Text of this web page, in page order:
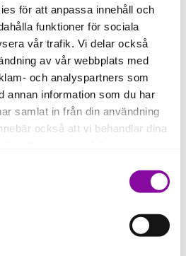
för att anpassa innehåll och
funktioner för sociala
vår trafik. Vi delar också
av vår webbplats med
och analyspartners som
annan information som du har
samlat in från din användning
också att vi behandlar dina
kommer användning av kakor
enligt ovan, inte att ske,
nödvändiga för att hemsidan
inställningar.
Almi
Almi genom ett reklamutskick
jag fick brevet så jag mejlade
sin rådgivare Ellinor och
värderingar och kunder.